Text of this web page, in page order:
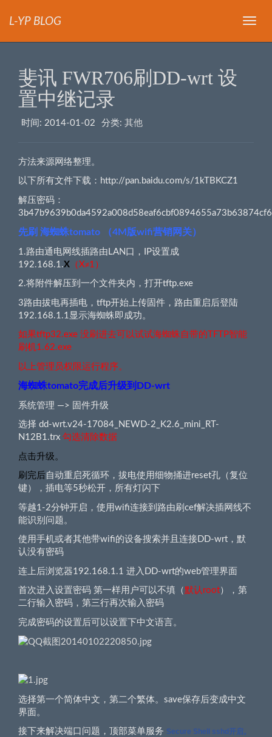
导
L-YP BLOG
斐讯 FWR706刷DD-wrt 设
置中继记录
时间: 2014-01-02 分类: 其他
方法来源网络整理。
以下所有文件下载：http://pan.baidu.com/s/1kTBKCZ1
解压密码：
先刷 海蜘蛛tomato （4M版wifi营销网关）
1.路由通电网线插路由LAN口，IP设置成
192.168.1.X （X≠1）
2.将附件解压到一个文件夹内，打开tftp.exe
3路由拔电再插电，tftp开始上传固件，路由重启后登陆
192.168.1.1显示海蜘蛛即成功。
如果tftp32.exe 没刷进去可以试试海蜘蛛自带的TFTP智能
刷机1.62.exe
以上管理员权限运行程序。
海蜘蛛tomato完成后升级到DD-wrt
系统管理 —> 固件升级
选择 dd-wrt.v24-17084_NEWD-2_K2.6_mini_RT-
N12B1.trx 勾选清除数据
点击升级。
刷完后自动重启死循环，拔电使用细物捅进reset孔（复位
键），插电等5秒松开，所有灯闪下
等越1-2分钟开启，使用wifi连接到路由刷cef解决插网线不
能识别问题。
使用手机或者其他带wifi的设备搜索并且连接DD-wrt，默
认没有密码
连上后浏览器192.168.1.1 进入DD-wrt的web管理界面
首次进入设置密码 第一样用户可以不填（默认root），第
二行输入密码，第三行再次输入密码
完成密码的设置后可以设置下中文语言。
选择第一个简体中文，第二个繁体。save保存后变成中文
界面。
接下来解决端口问题，顶部菜单服务 Secure Shell sshd开启。